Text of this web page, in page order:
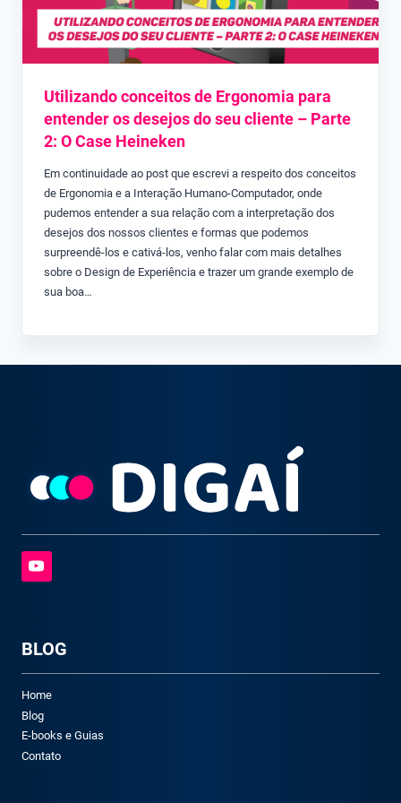
Utilizando conceitos de Ergonomia para
entender os desejos do seu cliente – Parte
2: O Case Heineken
Em continuidade ao post que escrevi a respeito dos conceitos
de Ergonomia e a Interação Humano-Computador, onde
pudemos entender a sua relação com a interpretação dos
desejos dos nossos clientes e formas que podemos
surpreendê-los e cativá-los, venho falar com mais detalhes
sobre o Design de Experiência e trazer um grande exemplo de
sua boa…
BLOG
Home
Blog
E-books e Guias
Contato